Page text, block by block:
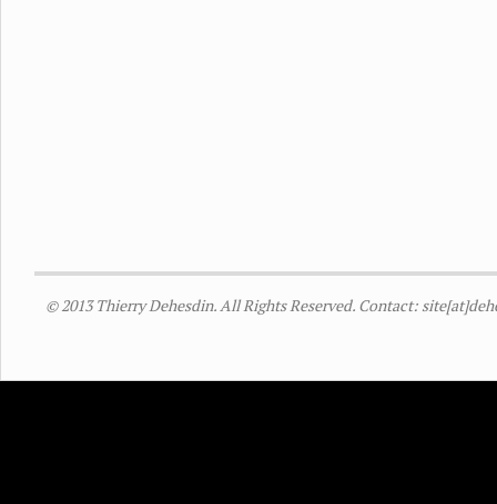
© 2013 Thierry Dehesdin. All Rights Reserved. Contact: